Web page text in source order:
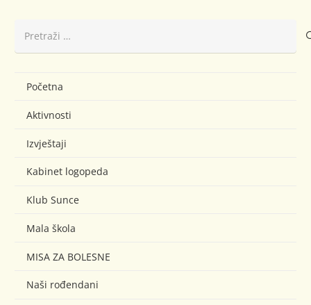
Početna
Aktivnosti
Izvještaji
Kabinet logopeda
Klub Sunce
Mala škola
MISA ZA BOLESNE
Naši rođendani